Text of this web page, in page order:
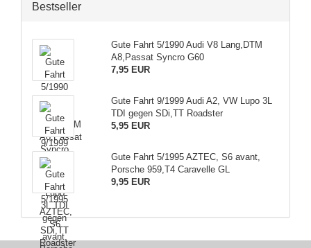
Bestseller
Gute Fahrt 5/1990 Audi V8 Lang,DTM
A8,Passat Syncro G60
7,95 EUR
Gute Fahrt 9/1999 Audi A2, VW Lupo 3L
TDI gegen SDi,TT Roadster
5,95 EUR
Gute Fahrt 5/1995 AZTEC, S6 avant,
Porsche 959,T4 Caravelle GL
9,95 EUR